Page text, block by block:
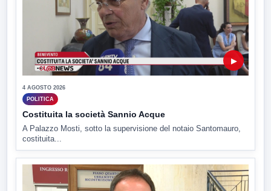
▶
4 AGOSTO 2026
POLITICA
Costituita la società Sannio Acque
A Palazzo Mosti, sotto la supervisione del notaio Santomauro,
costituita...